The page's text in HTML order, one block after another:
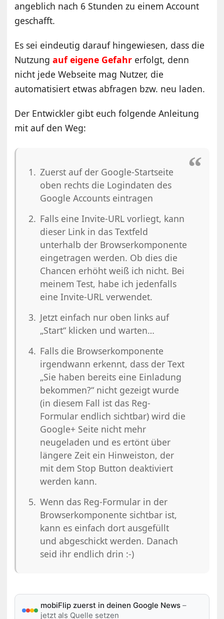
angeblich nach 6 Stunden zu einem Account
geschafft.
Es sei eindeutig darauf hingewiesen, dass die
Nutzungauf eigene Gefahr erfolgt, denn
nicht jede Webseite mag Nutzer, die
automatisiert etwas abfragen bzw. neu laden.
Der Entwickler gibt euch folgende Anleitung
mit auf den Weg:
Zuerst auf der Google-Startseite
oben rechts die Logindaten des
Google Accounts eintragen
Falls eine Invite-URL vorliegt, kann
dieser Link in das Textfeld
unterhalb der Browserkomponente
eingetragen werden. Ob dies die
Chancen erhöht weiß ich nicht. Bei
meinem Test, habe ich jedenfalls
eine Invite-URL verwendet.
Jetzt einfach nur oben links auf
„Start“ klicken und warten…
Falls die Browserkomponente
irgendwann erkennt, dass der Text
„Sie haben bereits eine Einladung
bekommen?“ nicht gezeigt wurde
(in diesem Fall ist das Reg-
Formular endlich sichtbar) wird die
Google+ Seite nicht mehr
neugeladen und es ertönt über
längere Zeit ein Hinweiston, der
mit dem Stop Button deaktiviert
werden kann.
Wenn das Reg-Formular in der
Browserkomponente sichtbar ist,
kann es einfach dort ausgefüllt
und abgeschickt werden. Danach
seid ihr endlich drin :-)
mobiFlip zuerst in deinen Google News –
jetzt als Quelle setzen